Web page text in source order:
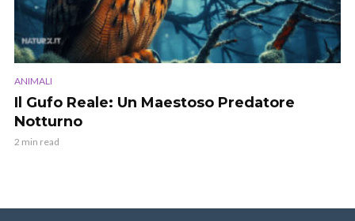
ANIMALI
Il Gufo Reale: Un Maestoso Predatore
Notturno
2 min read